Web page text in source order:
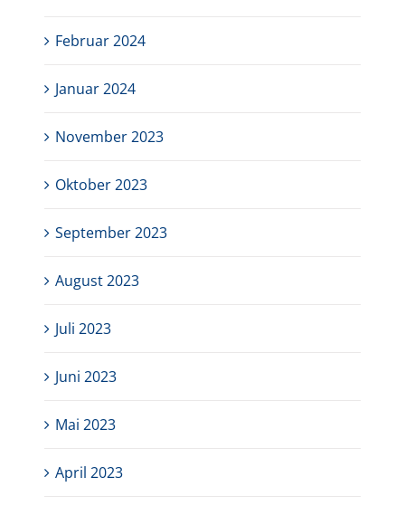
Februar 2024
Januar 2024
November 2023
Oktober 2023
September 2023
August 2023
Juli 2023
Juni 2023
Mai 2023
April 2023